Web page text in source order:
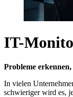
IT-
Probleme erkennen,
In vielen
schwieriger wird es,